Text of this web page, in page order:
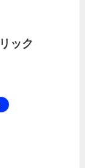
ック